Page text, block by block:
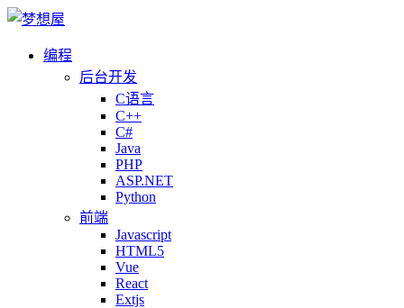
编程
后台开发
C语言
C++
C#
Java
PHP
ASP.NET
Python
前端
Javascript
HTML5
Vue
React
Extjs